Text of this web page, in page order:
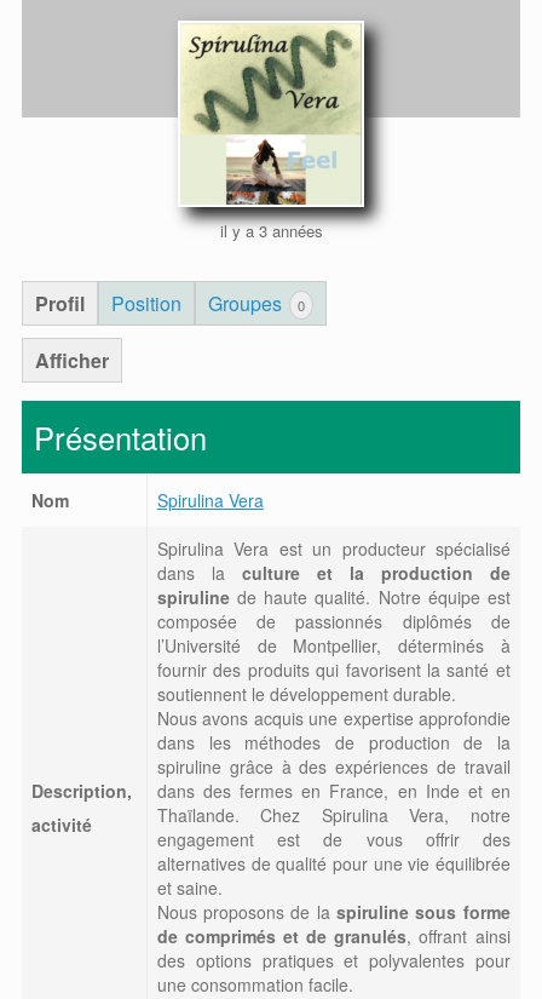
il y a 3 années
Profil Position Groupes 0
Afficher
Présentation
Nom Spirulina Vera
Description,
activité
Spirulina Vera est un producteur spécialisé
dans la culture et la production de
spirulinede haute qualité. Notre équipe est
composée de passionnés diplômés de
l’Université de Montpellier, déterminés à
fournir des produits qui favorisent la santé et
soutiennent le développement durable.
Nous avons acquis une expertise approfondie
dans les méthodes de production de la
spiruline grâce à des expériences de travail
dans des fermes en France, en Inde et en
Thaïlande. Chez Spirulina Vera, notre
engagement est de vous offrir des
alternatives de qualité pour une vie équilibrée
et saine.
Nous proposons de la spiruline sous forme
de comprimés et de granulés, offrant ainsi
des options pratiques et polyvalentes pour
une consommation facile.